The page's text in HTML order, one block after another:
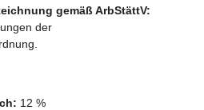
gemäß ArbStättV:
der
12 %